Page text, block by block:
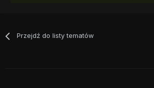
Przejdź do listy tematów